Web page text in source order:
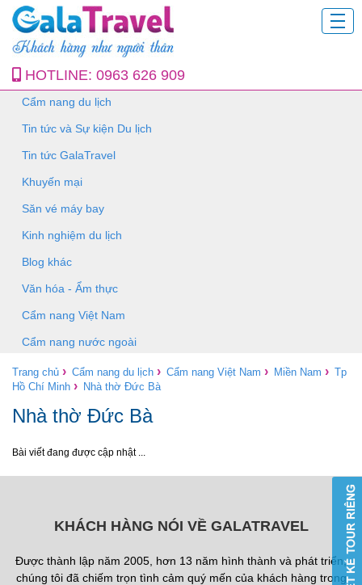
HOTLINE: 0963 626 909
Cẩm nang du lịch
Tin tức và Sự kiện Du lịch
Tin tức GalaTravel
Khuyến mại
Săn vé máy bay
Kinh nghiệm du lịch
Blog khác
Văn hóa - Ẩm thực
Cẩm nang Việt Nam
Cẩm nang nước ngoài
Trang chủ › Cẩm nang du lịch › Cẩm nang Việt Nam › Miền Nam › Tp
Hồ Chí Minh › Nhà thờ Đức Bà
Nhà thờ Đức Bà
Bài viết đang được cập nhật ...
KHÁCH HÀNG NÓI VỀ GALATRAVEL
Được thành lập năm 2005, hơn 13 năm hình thành và phát triển,
chúng tôi đã chiếm trọn tình cảm quý mến của khách hàng trong